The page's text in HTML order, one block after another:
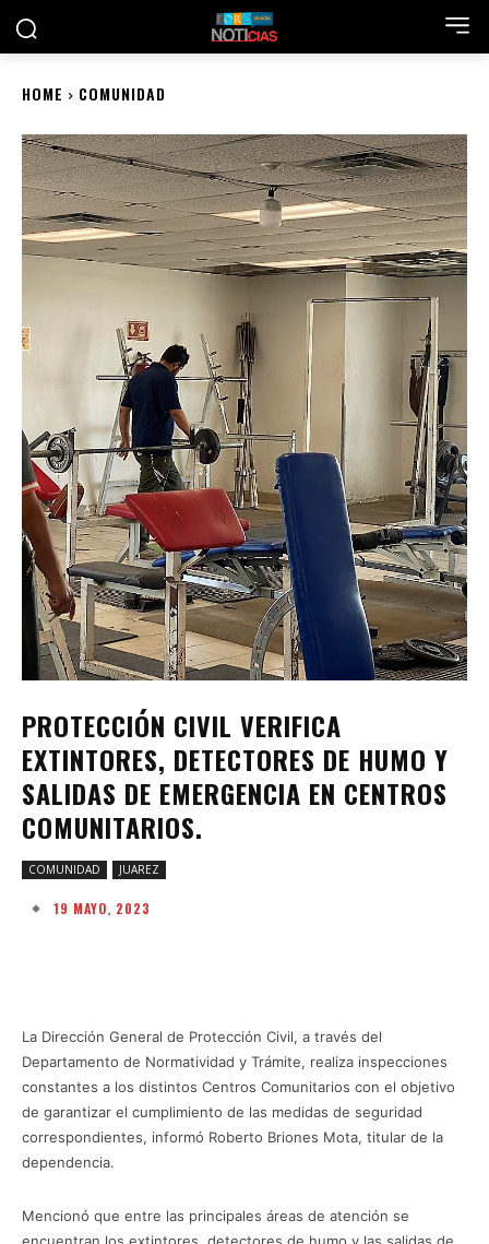
HOME COMUNIDAD
PROTECCIÓN CIVIL VERIFICA
EXTINTORES, DETECTORES DE HUMO Y
SALIDAS DE EMERGENCIA EN CENTROS
COMUNITARIOS.
COMUNIDAD JUAREZ
19 MAYO, 2023
La Dirección General de Protección Civil, a través del
Departamento de Normatividad y Trámite, realiza inspecciones
constantes a los distintos Centros Comunitarios con el objetivo
de garantizar el cumplimiento de las medidas de seguridad
correspondientes, informó Roberto Briones Mota, titular de la
dependencia.
Mencionó que entre las principales áreas de atención se